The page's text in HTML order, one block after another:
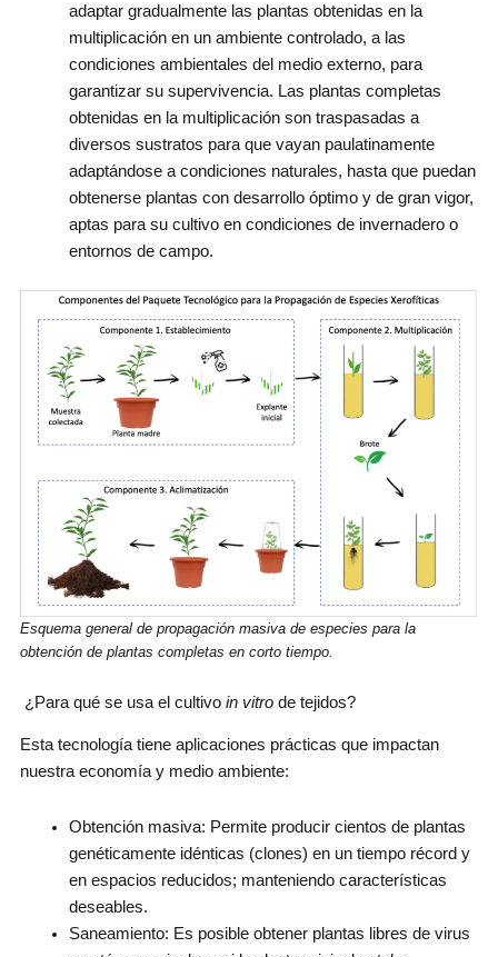
adaptar gradualmente las plantas obtenidas en la
multiplicación en un ambiente controlado, a las
condiciones ambientales del medio externo, para
garantizar su supervivencia. Las plantas completas
obtenidas en la multiplicación son traspasadas a
diversos sustratos para que vayan paulatinamente
adaptándose a condiciones naturales, hasta que puedan
obtenerse plantas con desarrollo óptimo y de gran vigor,
aptas para su cultivo en condiciones de invernadero o
entornos de campo.
Esquema general de propagación masiva de especies para la
obtención de plantas completas en corto tiempo.
¿Para qué se usa el cultivo in vitrode tejidos?
Esta tecnología tiene aplicaciones prácticas que impactan
nuestra economía y medio ambiente:
Obtención masiva: Permite producir cientos de plantas
genéticamente idénticas (clones) en un tiempo récord y
en espacios reducidos; manteniendo características
deseables.
Saneamiento: Es posible obtener plantas libres de virus